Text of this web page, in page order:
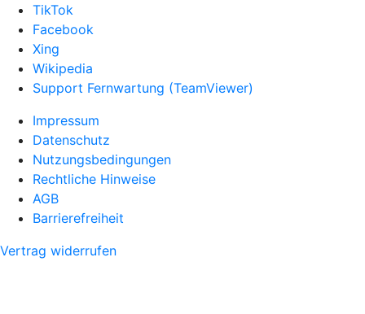
TikTok
Facebook
Xing
Wikipedia
Support Fernwartung (TeamViewer)
Impressum
Datenschutz
Nutzungsbedingungen
Rechtliche Hinweise
AGB
Barrierefreiheit
Vertrag widerrufen